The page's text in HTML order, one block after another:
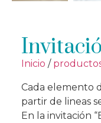
Inicio /
Cada elemento
partir de lineas
En la invitación